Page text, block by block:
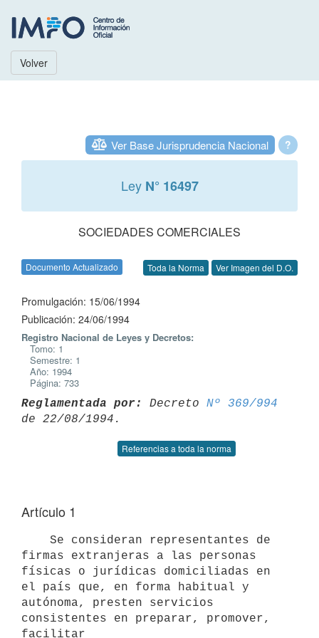
Volver
?
Ver Base Jurisprudencia Nacional
Ley N° 16497
SOCIEDADES COMERCIALES
Documento Actualizado Toda la Norma Ver Imagen del D.O.
Promulgación: 15/06/1994
Publicación: 24/06/1994
Registro Nacional de Leyes y Decretos:
Tomo: 1
Semestre: 1
Año: 1994
Página: 733
Reglamentada por: Decreto Nº 369/994
Referencias a toda la norma
Artículo 1
firmas extranjeras a las personas
físicas o jurídicas domiciliadas en
el país que, en forma habitual y
autónoma, presten servicios
consistentes en preparar, promover,
facilitar